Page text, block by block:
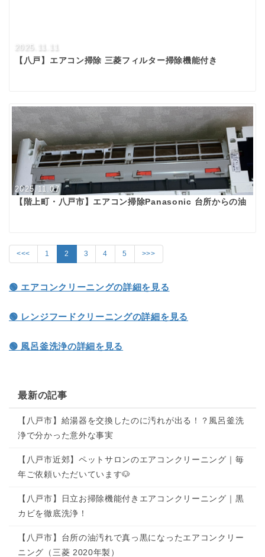
2025.11.11
【八戸】エアコン掃除 三菱フィルター掃除機能付き
2025.11.07
【階上町・八戸市】エアコン掃除Panasonic 台所からの油
<<< 1 2 3 4 5 >>>
🟢 エアコンクリーニングの詳細を見る
🟢 レンジフードクリーニングの詳細を見る
🟢 風呂釜洗浄の詳細を見る
最新の記事
【八戸市】給湯器を交換したのに汚れが出る！？風呂釜洗
浄で分かった意外な事実
【八戸市近郊】ペットサロンのエアコンクリーニング｜毎
年ご依頼いただいています🐶
【八戸市】日立お掃除機能付きエアコンクリーニング｜黒
カビを徹底洗浄！
【八戸市】台所の油汚れで真っ黒になったエアコンクリー
ニング（三菱 2020年製）